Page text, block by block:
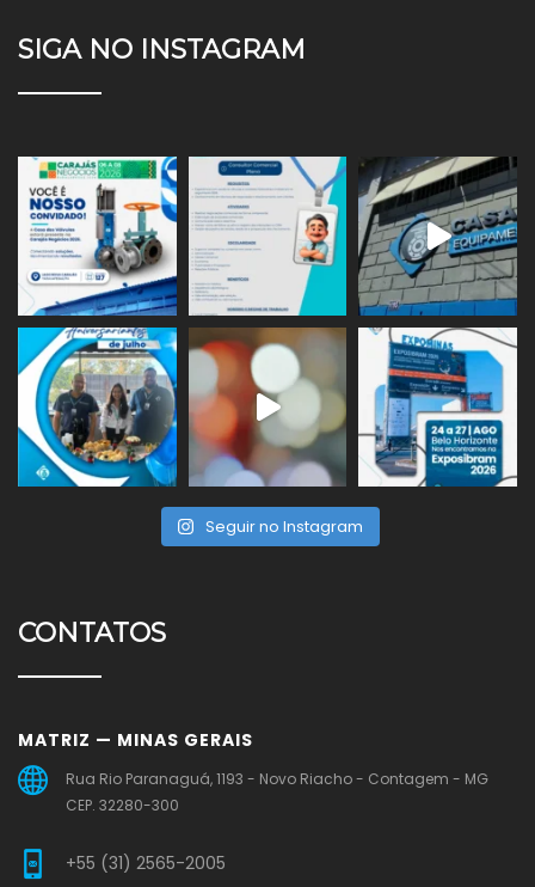
SIGA NO INSTAGRAM
Seguir no Instagram
CONTATOS
MATRIZ — MINAS GERAIS
Rua Rio Paranaguá, 1193 - Novo Riacho - Contagem - MG
CEP. 32280-300
+55 (31) 2565-2005